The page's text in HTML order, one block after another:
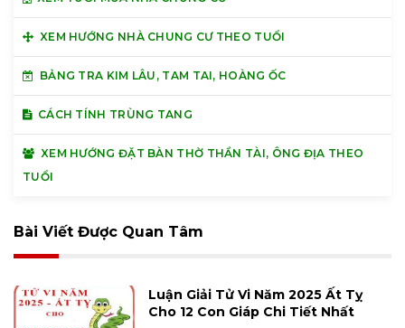
XEM HƯỚNG NHÀ CHUNG CƯ THEO TUỔI
BẢNG TRA KIM LÂU, TAM TAI, HOÀNG ỐC
CÁCH TÍNH TRÙNG TANG
XEM HƯỚNG ĐẶT BÀN THỜ THẦN TÀI, ÔNG ĐỊA THEO
TUỔI
Bài Viết Được Quan Tâm
Luận Giải Tử Vi Năm 2025 Ất Tỵ
Cho 12 Con Giáp Chi Tiết Nhất